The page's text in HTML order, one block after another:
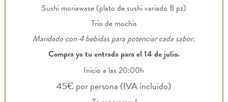
Sushi moriawase (plato de sushi variado 8 pz)
Trío de mochis
Maridado con 4 bebidas para potenciar cada sabor.
Compra ya tu entrada para el 14 de julio.
Inicio a las 20:00h
45€ por persona (IVA incluido)